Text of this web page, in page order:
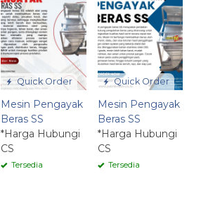
Quick Order
Mesin Pengayak
Beras SS
*Harga Hubungi
CS
Tersedia
Quick Order
Mesin Pengayak
Beras SS
*Harga Hubungi
CS
Tersedia